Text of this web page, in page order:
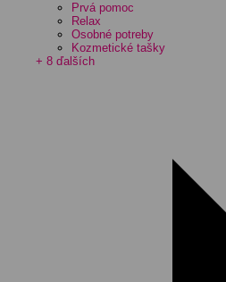
Prvá pomoc
Relax
Osobné potreby
Kozmetické tašky
+ 8 ďalších